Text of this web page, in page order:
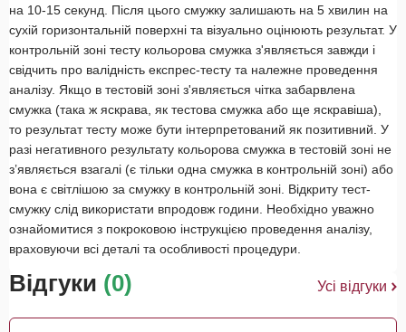
на 10-15 секунд. Після цього смужку залишають на 5 хвилин на
сухій горизонтальній поверхні та візуально оцінюють результат. У
контрольній зоні тесту кольорова смужка з'являється завжди і
свідчить про валідність експрес-тесту та належне проведення
аналізу. Якщо в тестовій зоні з'являється чітка забарвлена
смужка (така ж яскрава, як тестова смужка або ще яскравіша),
то результат тесту може бути інтерпретований як позитивний. У
разі негативного результату кольорова смужка в тестовій зоні не
з’являється взагалі (є тільки одна смужка в контрольній зоні) або
вона є світлішою за смужку в контрольній зоні. Відкриту тест-
смужку слід використати впродовж години. Необхідно уважно
ознайомитися з покроковою інструкцією проведення аналізу,
враховуючи всі деталі та особливості процедури.
Відгуки (0) Усі відгуки